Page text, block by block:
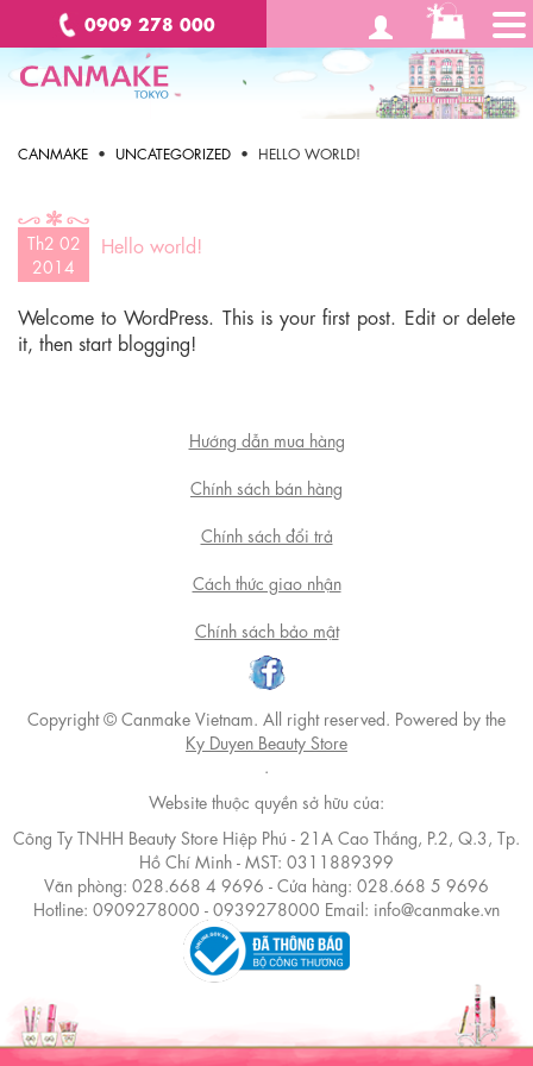
0909 278 000
CANMAKE • UNCATEGORIZED • HELLO WORLD!
Th2 02
2014
Hello world!
Welcome to WordPress. This is your first post. Edit or delete
it, then start blogging!
Hướng dẫn mua hàng
Chính sách bán hàng
Chính sách đổi trả
Cách thức giao nhận
Chính sách bảo mật
Copyright © Canmake Vietnam. All right reserved. Powered by the
Ky Duyen Beauty Store
Website thuộc quyền sở hữu của:
Công Ty TNHH Beauty Store Hiệp Phú - 21A Cao Thắng, P.2, Q.3, Tp.
Hồ Chí Minh - MST: 0311889399
Văn phòng: 028.668 4 9696 - Cửa hàng: 028.668 5 9696
Hotline: 0909278000 - 0939278000 Email: info@canmake.vn